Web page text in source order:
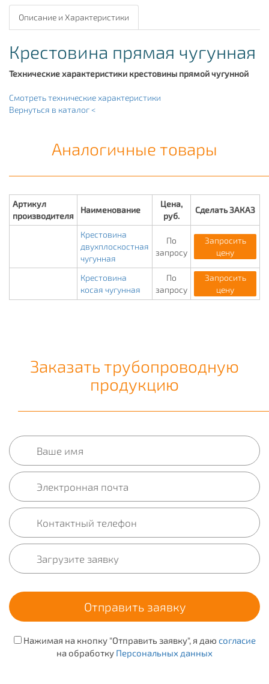
Описание и Характеристики
Крестовина прямая чугунная
Технические характеристики крестовины прямой чугунной
Смотреть технические характеристики
Вернуться в каталог <
Аналогичные товары
Артикул
производителя
Наименование
Цена,
руб.
Сделать ЗАКАЗ
Крестовина
двухплоскостная
чугунная
По
запросу
Запросить
цену
Крестовина
косая чугунная
По
запросу
Запросить
цену
Заказать трубопроводную
продукцию
Нажимая на кнопку "Отправить заявку", я даю согласие
на обработку Персональных данных